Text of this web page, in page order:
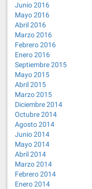
Junio 2016
Mayo 2016
Abril 2016
Marzo 2016
Febrero 2016
Enero 2016
Septiembre 2015
Mayo 2015
Abril 2015
Marzo 2015
Diciembre 2014
Octubre 2014
Agosto 2014
Junio 2014
Mayo 2014
Abril 2014
Marzo 2014
Febrero 2014
Enero 2014